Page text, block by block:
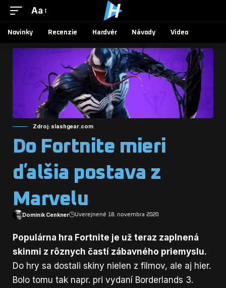
Aa
Novinky Recenzie Hardvér Návody Video
Zdroj: slashgear.com
Do Fortnite mieri
ďalšia postava z
Marvelu
Dominik Cenkner Uverejnené 18. novembra 2020
Populárna hra Fortnite je už teraz zaplnená
skinmi z rôznych častí zábavného priemyslu.
Do hry sa dostali skiny nielen z filmov, ale aj hier.
Bolo tomu tak napr. pri vydaní Borderlands 3.